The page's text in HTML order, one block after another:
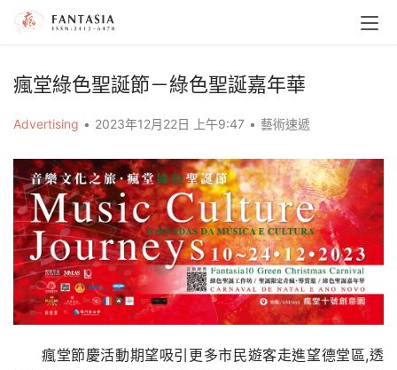
瘋堂綠色聖誕節－綠色聖誕嘉年華
Advertising • 2023年12月22日 上午9:47 • 藝術速遞
瘋堂節慶活動期望吸引更多市民遊客走進望德堂區,透